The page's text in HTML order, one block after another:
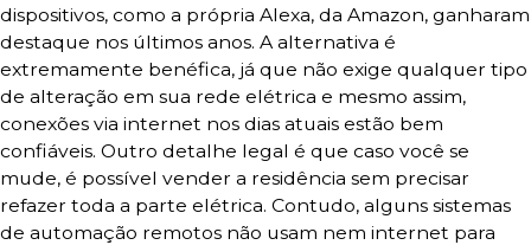
dispositivos, como a própria Alexa, da Amazon, ganharam
destaque nos últimos anos. A alternativa é
extremamente benéfica, já que não exige qualquer tipo
de alteração em sua rede elétrica e mesmo assim,
conexões via internet nos dias atuais estão bem
confiáveis. Outro detalhe legal é que caso você se
mude, é possível vender a residência sem precisar
refazer toda a parte elétrica. Contudo, alguns sistemas
de automação remotos não usam nem internet para